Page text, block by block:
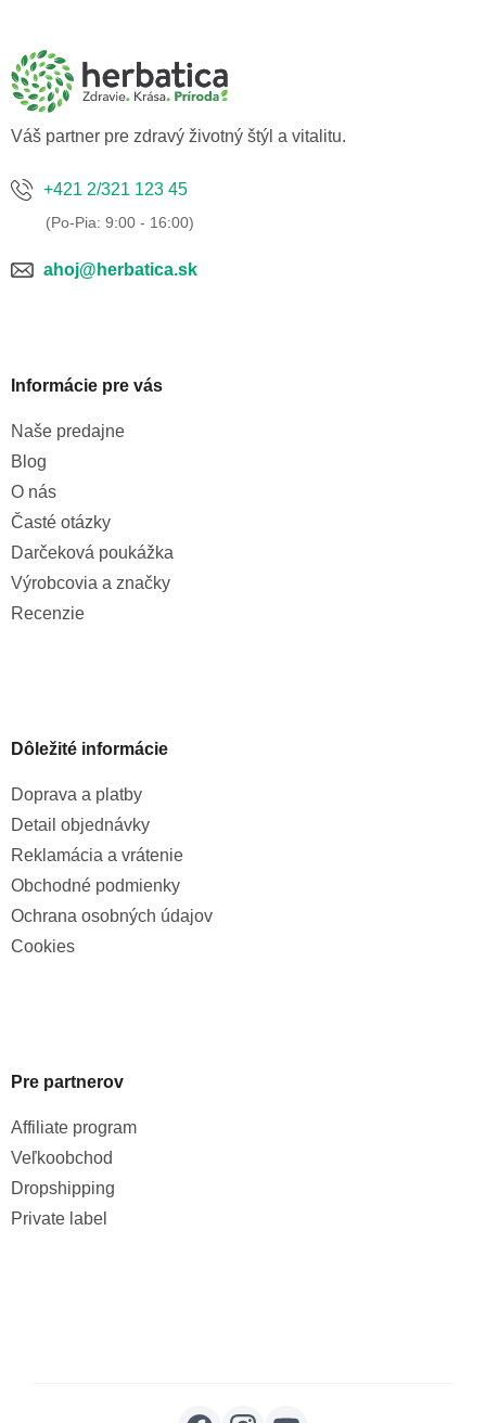
Váš partner pre zdravý životný štýl a vitalitu.
+421 2/321 123 45
ahoj@herbatica.sk
Informácie pre vás
Naše predajne
Blog
O nás
Časté otázky
Darčeková poukážka
Výrobcovia a značky
Recenzie
Dôležité informácie
Doprava a platby
Detail objednávky
Reklamácia a vrátenie
Obchodné podmienky
Ochrana osobných údajov
Cookies
Pre partnerov
Affiliate program
Veľkoobchod
Dropshipping
Private label